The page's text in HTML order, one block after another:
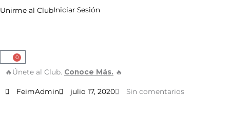
Unirme al ClubIniciar Sesión
0
Cart
🔥Únete al Club. Conoce Más. 🔥
FeimAdmin julio 17, 2020 Sin comentarios